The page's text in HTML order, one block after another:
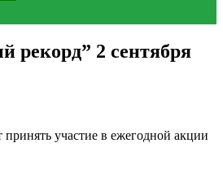
рекорд” 2 сентября
участие в ежегодной акции